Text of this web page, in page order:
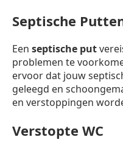
Septische
Een septische put
problemen te
ervoor dat jouw
geleegd en
en verstoppingen
Verstopte WC